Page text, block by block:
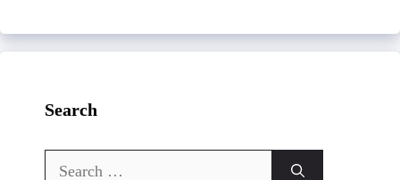
Search
Search